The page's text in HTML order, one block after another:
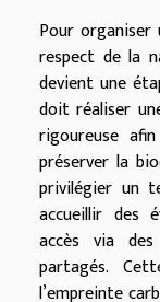
Pour organiser
respect de la
devient une
doit réaliser
rigoureuse
préserver la
privilégier un
accueillir des
accès via
partagés.
l’empreinte